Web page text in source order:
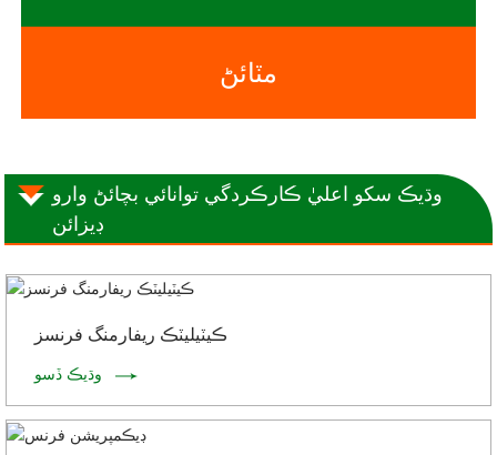
مٽائڻ
وڌيڪ سکو اعليٰ ڪارڪردگي توانائي بچائڻ وارو
ڊيزائن
ڪيٽيليٽڪ ريفارمنگ فرنسز
وڌيڪ ڏسو